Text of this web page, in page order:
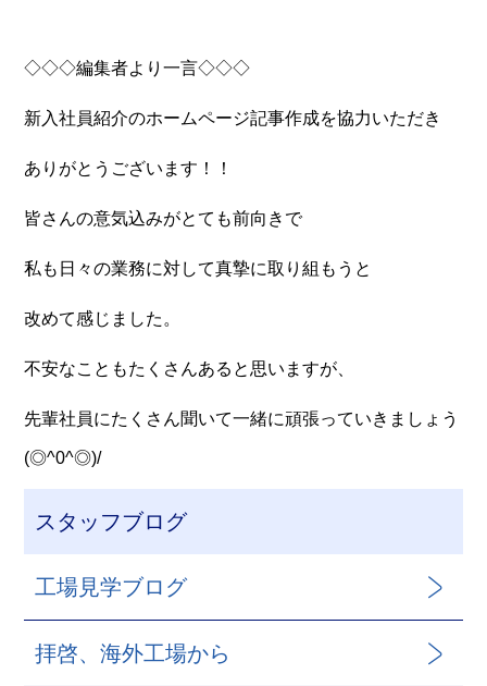
◇◇◇編集者より一言◇◇◇
新入社員紹介のホームページ記事作成を協力いただき
ありがとうございます！！
皆さんの意気込みがとても前向きで
私も日々の業務に対して真摯に取り組もうと
改めて感じました。
不安なこともたくさんあると思いますが、
先輩社員にたくさん聞いて一緒に頑張っていきましょう
(◎^0^◎)/
スタッフブログ
工場見学ブログ
拝啓、海外工場から